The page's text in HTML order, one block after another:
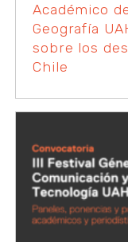
Académico
Geografía
sobre los
Chile